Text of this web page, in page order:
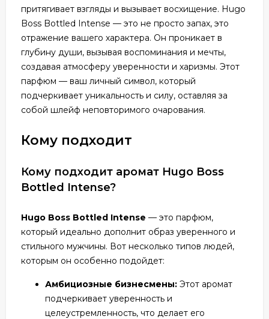
притягивает взгляды и вызывает восхищение. Hugo
Boss Bottled Intense — это не просто запах, это
отражение вашего характера. Он проникает в
глубину души, вызывая воспоминания и мечты,
создавая атмосферу уверенности и харизмы. Этот
парфюм — ваш личный символ, который
подчеркивает уникальность и силу, оставляя за
собой шлейф неповторимого очарования.
Кому подходит
Кому подходит аромат Hugo Boss
Bottled Intense?
Hugo Boss Bottled Intense — это парфюм,
который идеально дополнит образ уверенного и
стильного мужчины. Вот несколько типов людей,
которым он особенно подойдет:
Амбициозные бизнесмены: Этот аромат
подчеркивает уверенность и
целеустремленность, что делает его